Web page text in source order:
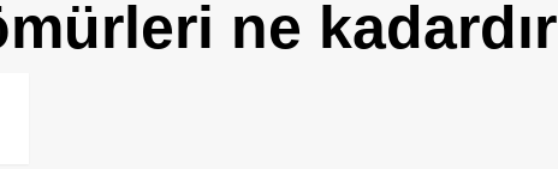
ne kadardır